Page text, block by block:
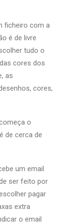
ficheiro com a
é de livre
tudo o
cores dos
as
cores,
o
de cerca de
um email
ser feito por
pagar
extra
o email